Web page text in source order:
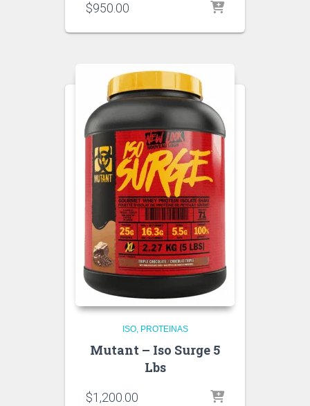
$950.00
ISO PROTEINAS
Mutant – Iso Surge 5
Lbs
$1,200.00